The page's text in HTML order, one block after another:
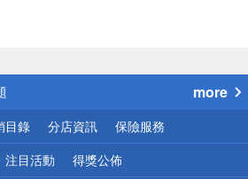
配送
！請小心！
more
目錄 分店資訊 保險服務
注目活動 得獎公佈